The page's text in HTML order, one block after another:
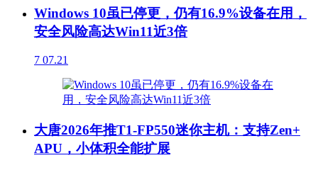
Windows 10虽已停更，仍有16.9%设备在用，
安全风险高达Win11近3倍
7 07.21
大唐2026年推T1-FP550迷你主机：支持Zen+
APU，小体积全能扩展